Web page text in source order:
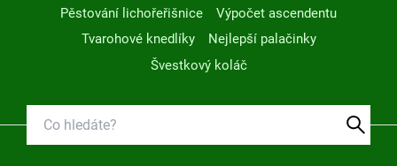
Pěstování lichořeřišnice
Výpočet ascendentu
Tvarohové knedlíky
Nejlepší palačinky
Švestkový koláč